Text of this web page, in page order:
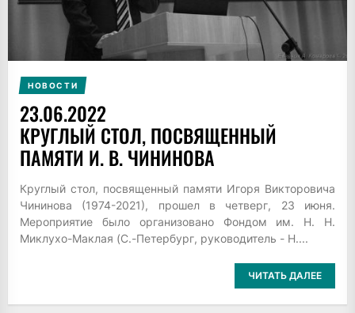
НОВОСТИ
23.06.2022
КРУГЛЫЙ СТОЛ, ПОСВЯЩЕННЫЙ
ПАМЯТИ И. В. ЧИНИНОВА
Круглый стол, посвященный памяти Игоря Викторовича
Чининова (1974-2021), прошел в четверг, 23 июня.
Мероприятие было организовано Фондом им. Н. Н.
Миклухо-Маклая (С.-Петербург, руководитель - Н....
ЧИТАТЬ ДАЛЕЕ